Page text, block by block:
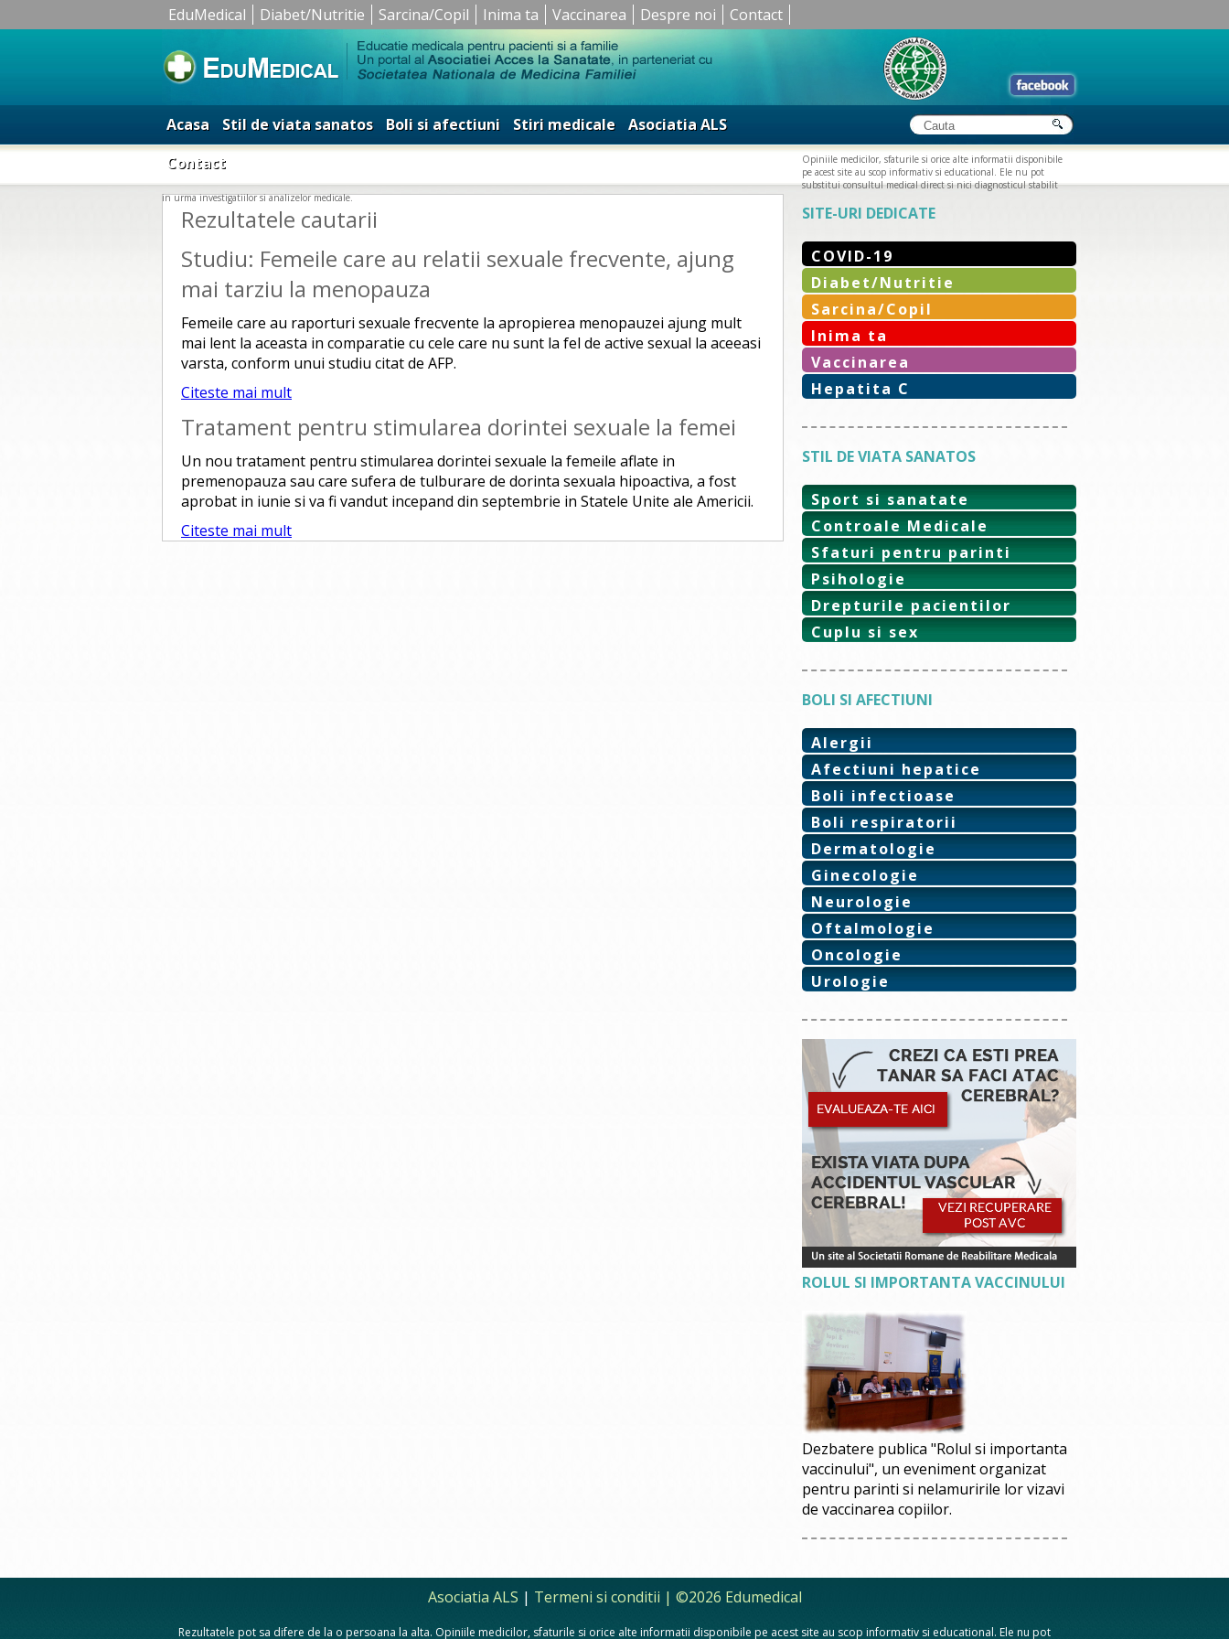
EduMedical Diabet/Nutritie Sarcina/Copil Inima ta Vaccinarea Despre noi Contact
Acasa Stil de viata sanatos Boli si afectiuni Stiri medicale
Asociatia ALS
Contact
Opiniile medicilor, sfaturile si orice alte informatii disponibile
pe acest site au scop informativ si educational. Ele nu pot
substitui consultul medical direct si nici diagnosticul stabilit
in urma investigatiilor si analizelor medicale.
Rezultatele cautarii
Studiu: Femeile care au relatii sexuale frecvente, ajung
mai tarziu la menopauza
Femeile care au raporturi sexuale frecvente la apropierea menopauzei ajung mult
mai lent la aceasta in comparatie cu cele care nu sunt la fel de active sexual la aceeasi
varsta, conform unui studiu citat de AFP.
Citeste mai mult
Tratament pentru stimularea dorintei sexuale la femei
Un nou tratament pentru stimularea dorintei sexuale la femeile aflate in
premenopauza sau care sufera de tulburare de dorinta sexuala hipoactiva, a fost
aprobat in iunie si va fi vandut incepand din septembrie in Statele Unite ale Americii.
Citeste mai mult
SITE-URI DEDICATE
COVID-19
Diabet/Nutritie
Sarcina/Copil
Inima ta
Vaccinarea
Hepatita C
STIL DE VIATA SANATOS
Sport si sanatate
Controale Medicale
Sfaturi pentru parinti
Psihologie
Drepturile pacientilor
Cuplu si sex
BOLI SI AFECTIUNI
Alergii
Afectiuni hepatice
Boli infectioase
Boli respiratorii
Dermatologie
Ginecologie
Neurologie
Oftalmologie
Oncologie
Urologie
ROLUL SI IMPORTANTA VACCINULUI
Dezbatere publica "Rolul si importanta
vaccinului", un eveniment organizat
pentru parinti si nelamuririle lor vizavi
de vaccinarea copiilor.
Asociatia ALS | Termeni si conditii | ©2026 Edumedical
Rezultatele pot sa difere de la o persoana la alta. Opiniile medicilor, sfaturile si orice alte informatii disponibile pe acest site au scop informativ si educational. Ele nu pot